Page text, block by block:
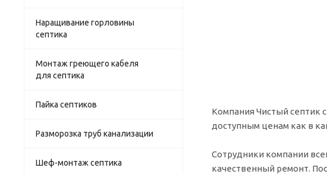
Компания Чистый септик
доступным ценам как в
Сотрудники компании
качественный ремонт.
Наращивание горловины
септика
Монтаж греющего кабеля
для септика
Пайка септиков
Разморозка труб канализации
Шеф-монтаж септика